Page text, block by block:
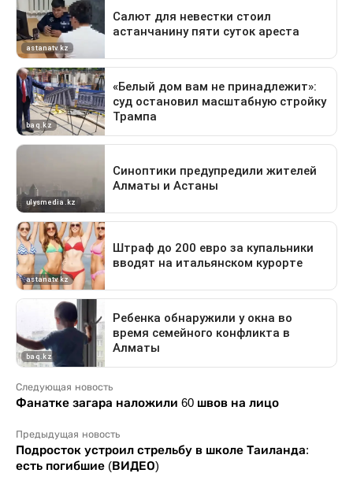
Следующая новость
Фанатке загара наложили 60 швов на лицо
Предыдущая новость
Подросток устроил стрельбу в школе Таиланда:
есть погибшие (ВИДЕО)